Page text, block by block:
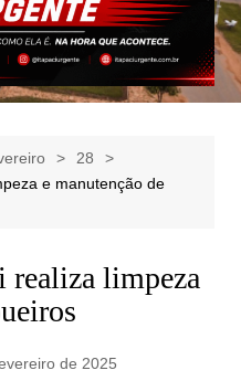
28
e manutenção de
realiza limpeza
de 2025